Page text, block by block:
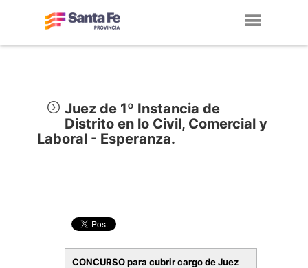
Juez de 1º Instancia de
Distrito en lo Civil, Comercial y
Laboral - Esperanza.
CONCURSO para cubrir cargo de Juez